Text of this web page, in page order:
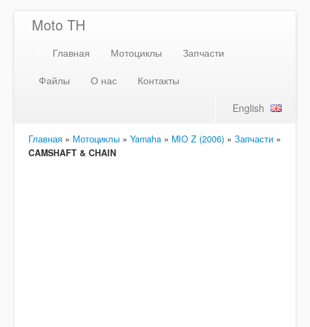
Moto TH
Главная Мотоциклы
Запчасти
Файлы
О нас
Контакты
English
Главная » Мотоциклы » Yamaha » MIO Z (2006) » Запчасти »
CAMSHAFT & CHAIN